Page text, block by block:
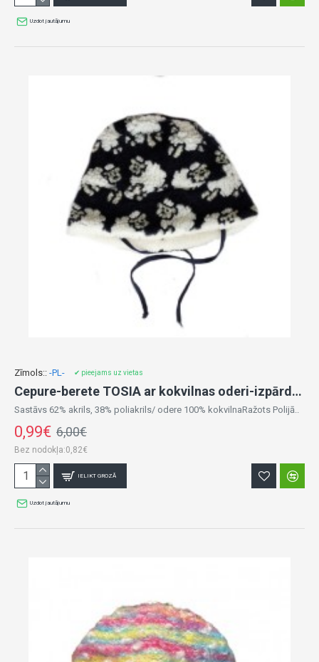
Uzdot jautājumu
Zīmols:: -PL- ✔ pieejams uz vietas
Cepure-berete TOSIA ar kokvilnas oderi-izpārdošana
Sastāvs 62% akrils, 38% poliakrils/ odere 100% kokvilnaRažots Polijā..
0,99€ 6,00€
Bez nodokļa:0,82€
IELIKT GROZĀ
Uzdot jautājumu